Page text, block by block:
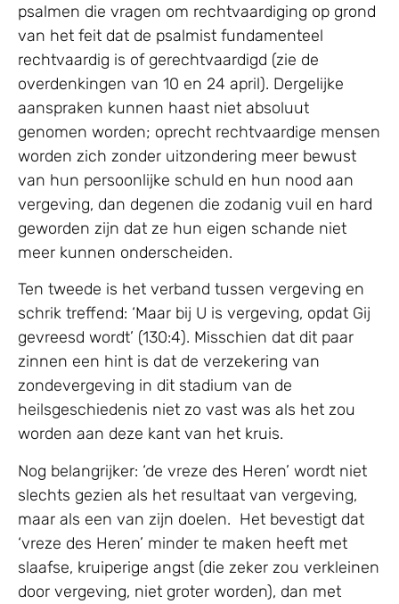
psalmen die vragen om rechtvaardiging op grond
van het feit dat de psalmist fundamenteel
rechtvaardig is of gerechtvaardigd (zie de
overdenkingen van 10 en 24 april). Dergelijke
aanspraken kunnen haast niet absoluut
genomen worden; oprecht rechtvaardige mensen
worden zich zonder uitzondering meer bewust
van hun persoonlijke schuld en hun nood aan
vergeving, dan degenen die zodanig vuil en hard
geworden zijn dat ze hun eigen schande niet
meer kunnen onderscheiden.
Ten tweede is het verband tussen vergeving en
schrik treffend: ‘Maar bij U is vergeving, opdat Gij
gevreesd wordt’ (130:4). Misschien dat dit paar
zinnen een hint is dat de verzekering van
zondevergeving in dit stadium van de
heilsgeschiedenis niet zo vast was als het zou
worden aan deze kant van het kruis.
Nog belangrijker: ‘de vreze des Heren’ wordt niet
slechts gezien als het resultaat van vergeving,
maar als een van zijn doelen. Het bevestigt dat
‘vreze des Heren’ minder te maken heeft met
slaafse, kruiperige angst (die zeker zou verkleinen
door vergeving, niet groter worden), dan met